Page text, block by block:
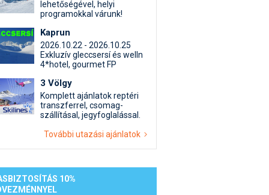
Termékkereső
egyéb síeléshez kapcsolódó téma
kapcsolatos kérdések és válaszok
beszélgetések
lehetőségével, helyi
programokkal várunk!
Kaprun
2026.10.22 - 2026.10.25
Exkluzív gleccsersí és welln
4*hotel, gourmet FP
3 Völgy
Komplett ajánlatok reptéri
transzferrel, csomag-
szállításal, jegyfoglalással.
További utazási ajánlatok
10%